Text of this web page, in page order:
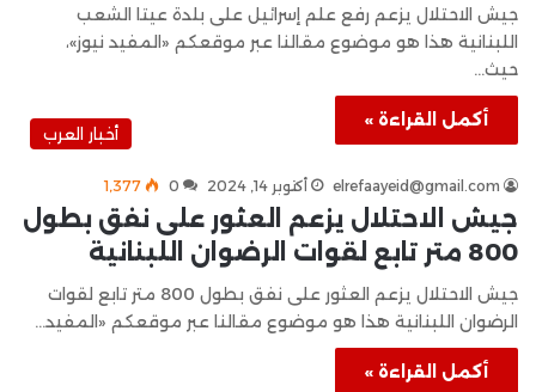
جيش الاحتلال يزعم رفع علم إسرائيل على بلدة عيتا الشعب
اللبنانية هذا هو موضوع مقالنا عبر موقعكم «المفيد نيوز»،
حيث…
أكمل القراءة »
أخبار العرب
elrefaayeid@gmail.com أكتوبر 14, 2024 0 1٬377
جيش الاحتلال يزعم العثور على نفق بطول
800 متر تابع لقوات الرضوان اللبنانية
جيش الاحتلال يزعم العثور على نفق بطول 800 متر تابع لقوات
الرضوان اللبنانية هذا هو موضوع مقالنا عبر موقعكم «المفيد…
أكمل القراءة »